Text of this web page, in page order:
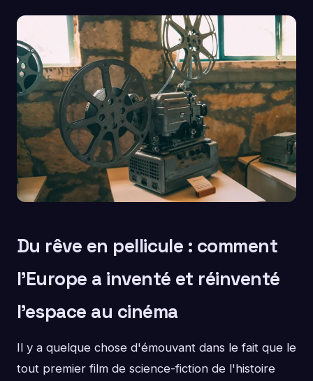
Du rêve en pellicule : comment
l'Europe a inventé et réinventé
l'espace au cinéma
Il y a quelque chose d'émouvant dans le fait que le
tout premier film de science-fiction de l'histoire